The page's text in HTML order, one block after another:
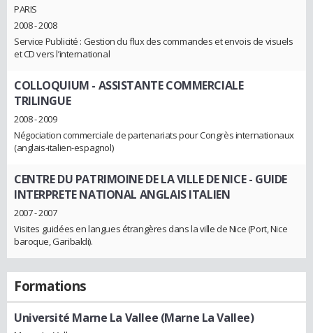
PARIS
2008 - 2008
Service Publicité : Gestion du flux des commandes et envois de visuels
et CD vers l’international
COLLOQUIUM - ASSISTANTE COMMERCIALE
TRILINGUE
2008 - 2009
Négociation commerciale de partenariats pour Congrès internationaux
(anglais-italien-espagnol)
CENTRE DU PATRIMOINE DE LA VILLE DE NICE- GUIDE
INTERPRETE NATIONAL ANGLAIS ITALIEN
2007 - 2007
Visites guidées en langues étrangères dans la ville de Nice (Port, Nice
baroque, Garibaldi).
Formations
Université Marne La Vallee (Marne La Vallee)